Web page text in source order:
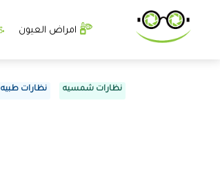
امراض العيون
نظارات شمسيه نظارات طبيه